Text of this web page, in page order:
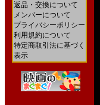
返品・交換について
メンバーについて
プライバシーポリシー
利用規約について
特定商取引法に基づく
表示